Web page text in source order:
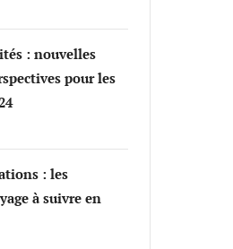
: nouvelles
pour les
: les
à suivre en